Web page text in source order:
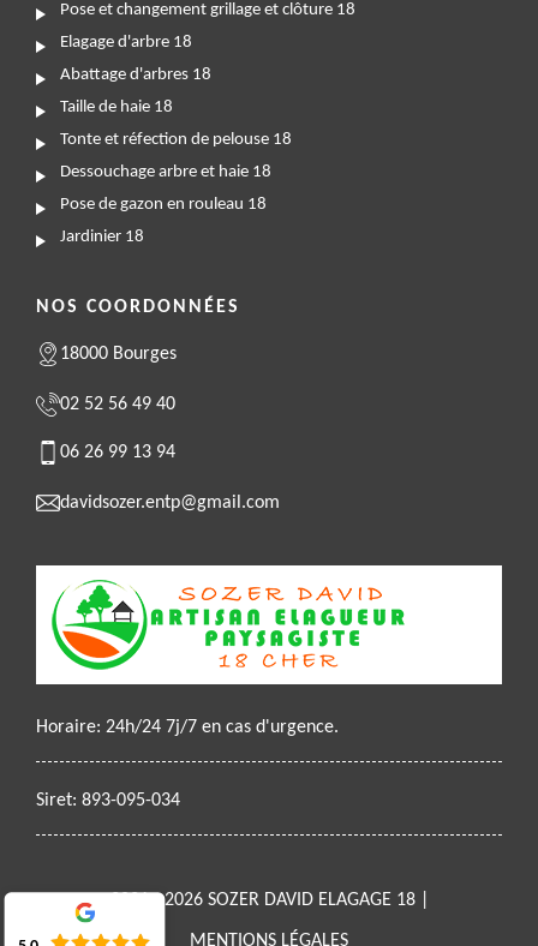
Pose et changement grillage et clôture 18
Elagage d'arbre 18
Abattage d'arbres 18
Taille de haie 18
Tonte et réfection de pelouse 18
Dessouchage arbre et haie 18
Pose de gazon en rouleau 18
Jardinier 18
NOS COORDONNÉES
18000 Bourges
02 52 56 49 40
06 26 99 13 94
davidsozer.entp@gmail.com
Horaire: 24h/24 7j/7 en cas d'urgence.
Siret: 893-095-034
2021 - 2026 SOZER DAVID ELAGAGE 18 |
MENTIONS LÉGALES